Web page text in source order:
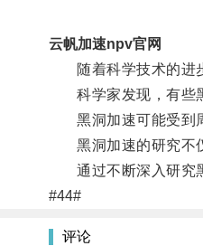
云帆加速npv官网
随着科学技术的进步
科学家发现，有些黑
黑洞加速可能受到周
黑洞加速的研究不仅
通过不断深入研究黑
#44#
评论